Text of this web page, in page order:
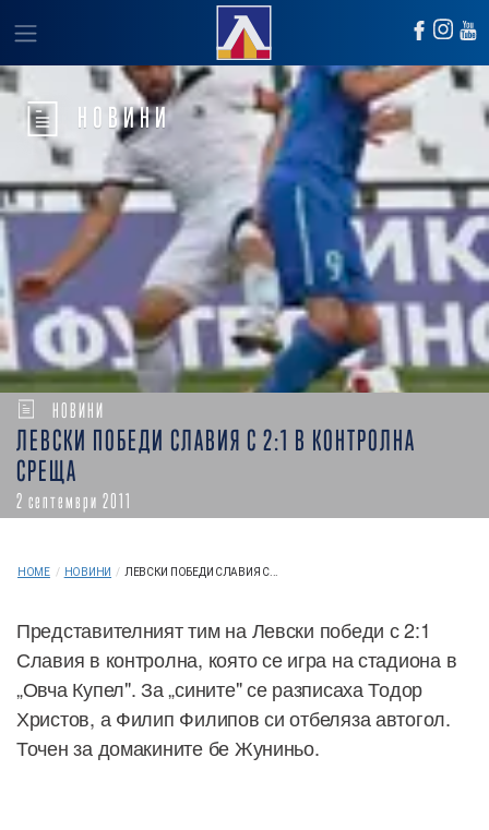
НОВИНИ
НОВИНИ
ЛЕВСКИ ПОБЕДИ СЛАВИЯ С 2:1 В КОНТРОЛНА
СРЕЩА
2 септември 2011
HOME / НОВИНИ / ЛЕВСКИ ПОБЕДИ СЛАВИЯ С...
Представителният тим на Левски победи с 2:1
Славия в контролна, която се игра на стадиона в
„Овча Купел". За „сините" се разписаха Тодор
Христов, а Филип Филипов си отбеляза автогол.
Точен за домакините бе Жуниньо.